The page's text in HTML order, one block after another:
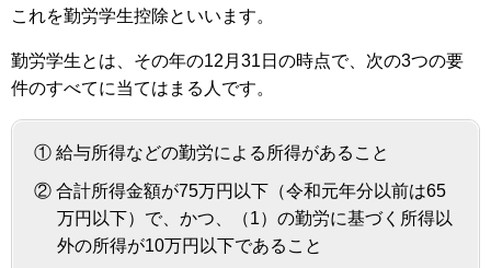
これを勤労学生控除といいます。
勤労学生とは、その年の12月31日の時点で、次の3つの要
件のすべてに当てはまる人です。
① 給与所得などの勤労による所得があること
② 合計所得金額が75万円以下（令和元年分以前は65
万円以下）で、かつ、（1）の勤労に基づく所得以
外の所得が10万円以下であること